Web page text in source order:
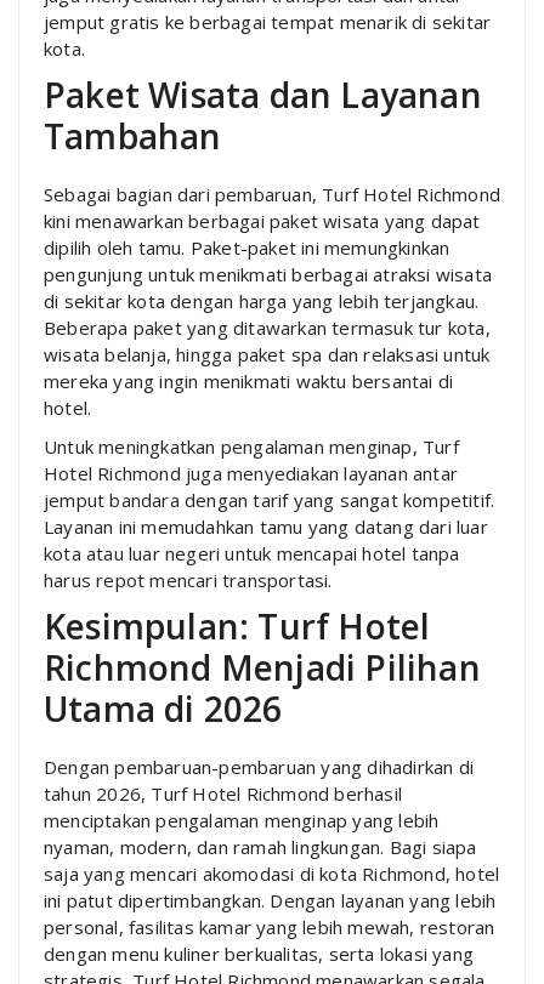
jemput gratis ke berbagai tempat menarik di sekitar
kota.
Paket Wisata dan Layanan
Tambahan
Sebagai bagian dari pembaruan, Turf Hotel Richmond
kini menawarkan berbagai paket wisata yang dapat
dipilih oleh tamu. Paket-paket ini memungkinkan
pengunjung untuk menikmati berbagai atraksi wisata
di sekitar kota dengan harga yang lebih terjangkau.
Beberapa paket yang ditawarkan termasuk tur kota,
wisata belanja, hingga paket spa dan relaksasi untuk
mereka yang ingin menikmati waktu bersantai di
hotel.
Untuk meningkatkan pengalaman menginap, Turf
Hotel Richmond juga menyediakan layanan antar
jemput bandara dengan tarif yang sangat kompetitif.
Layanan ini memudahkan tamu yang datang dari luar
kota atau luar negeri untuk mencapai hotel tanpa
harus repot mencari transportasi.
Kesimpulan: Turf Hotel
Richmond Menjadi Pilihan
Utama di 2026
Dengan pembaruan-pembaruan yang dihadirkan di
tahun 2026, Turf Hotel Richmond berhasil
menciptakan pengalaman menginap yang lebih
nyaman, modern, dan ramah lingkungan. Bagi siapa
saja yang mencari akomodasi di kota Richmond, hotel
ini patut dipertimbangkan. Dengan layanan yang lebih
personal, fasilitas kamar yang lebih mewah, restoran
dengan menu kuliner berkualitas, serta lokasi yang